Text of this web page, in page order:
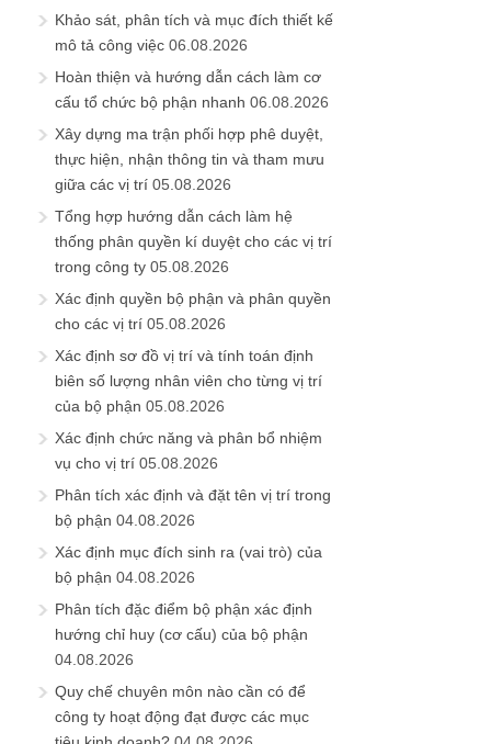
Khảo sát, phân tích và mục đích thiết kế
mô tả công việc 06.08.2026
Hoàn thiện và hướng dẫn cách làm cơ
cấu tổ chức bộ phận nhanh 06.08.2026
Xây dựng ma trận phối hợp phê duyệt,
thực hiện, nhận thông tin và tham mưu
giữa các vị trí 05.08.2026
Tổng hợp hướng dẫn cách làm hệ
thống phân quyền kí duyệt cho các vị trí
trong công ty 05.08.2026
Xác định quyền bộ phận và phân quyền
cho các vị trí 05.08.2026
Xác định sơ đồ vị trí và tính toán định
biên số lượng nhân viên cho từng vị trí
của bộ phận 05.08.2026
Xác định chức năng và phân bổ nhiệm
vụ cho vị trí 05.08.2026
Phân tích xác định và đặt tên vị trí trong
bộ phận 04.08.2026
Xác định mục đích sinh ra (vai trò) của
bộ phận 04.08.2026
Phân tích đặc điểm bộ phận xác định
hướng chỉ huy (cơ cấu) của bộ phận
04.08.2026
Quy chế chuyên môn nào cần có để
công ty hoạt động đạt được các mục